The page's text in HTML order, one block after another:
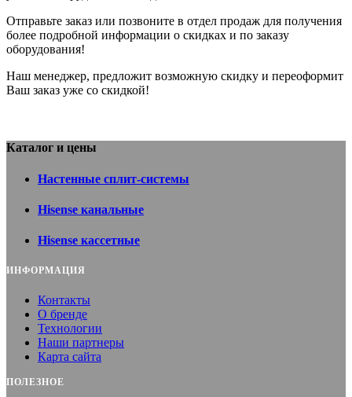
Отправьте заказ или позвоните в отдел продаж для получения
более подробной информации о скидках и по заказу
оборудования!
Наш менеджер, предложит возможную скидку и переоформит
Ваш заказ уже со скидкой!
Каталог и цены
Настенные сплит-системы
Hisense канальные
Hisense кассетные
ИНФОРМАЦИЯ
Контакты
О бренде
Технологии
Наши партнеры
Карта сайта
ПОЛЕЗНОЕ